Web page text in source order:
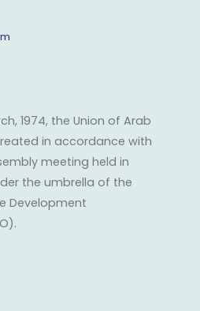
1974, the Union of Arab
in accordance with
meeting held in
the umbrella of the
Development